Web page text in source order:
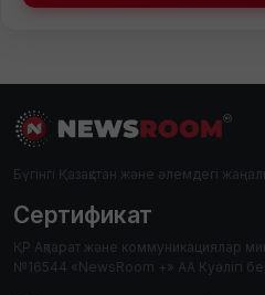
Бүгінгі Қазақстан және әлемдегі
Сертификат
ҚР Ақпарат және коммуникациялар
№16544 «NewsRoom +» АА Куәлігі